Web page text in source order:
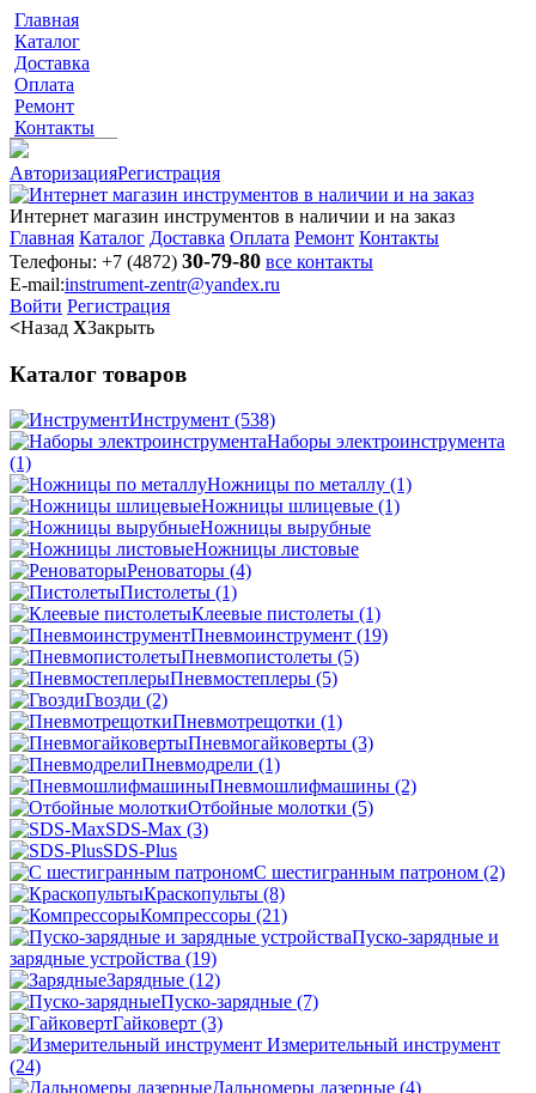
Главная
Каталог
Доставка
Оплата
Ремонт
Контакты
АвторизацияРегистрация
Интернет магазин инструментов в наличии и на заказ
Главная Каталог Доставка Оплата Ремонт Контакты
Телефоны: +7 (4872) 30-79-80 все контакты
E-mail:instrument-zentr@yandex.ru
Войти Регистрация
<Назад XЗакрыть
Каталог товаров
Инструмент (538)
Наборы электроинструмента
(1)
Ножницы по металлу (1)
Ножницы шлицевые (1)
Ножницы вырубные
Ножницы листовые
Реноваторы (4)
Пистолеты (1)
Клеевые пистолеты (1)
Пневмоинструмент (19)
Пневмопистолеты (5)
Пневмостеплеры (5)
Гвозди (2)
Пневмотрещотки (1)
Пневмогайковерты (3)
Пневмодрели (1)
Пневмошлифмашины (2)
Отбойные молотки (5)
SDS-Max (3)
SDS-Plus
C шестигранным патроном (2)
Краскопульты (8)
Компрессоры (21)
Пуско-зарядные и
зарядные устройства (19)
Зарядные (12)
Пуско-зарядные (7)
Гайковерт (3)
Измерительный инструмент
(24)
Дальномеры лазерные (4)